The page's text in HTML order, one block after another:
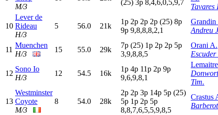
M/3
(25) 3p 8,4,6,0,5,9,7
Tavares
10
Lever de
Rideau
H/3
5 56.0 21k
1p 2p 2p 2p (25) 8p
9p 9,8,8,8,2,1
Andreu
11
Muenchen
H/3
15 55.0 29k
7p (25) 1p 2p 2p 5p
3,9,8,8,5
Orani A.
Escuder
12
Sono Io
H/3
12 54.5 16k
1p 4p 11p 2p 9p
9,6,9,8,1
Tim.
13
Westminster
Coyote
M/3
8 54.0 28k
2p 2p 3p 14p 5p (25)
5p 1p 2p 5p
8,8,7,6,5,5,9,8,5
Crastus